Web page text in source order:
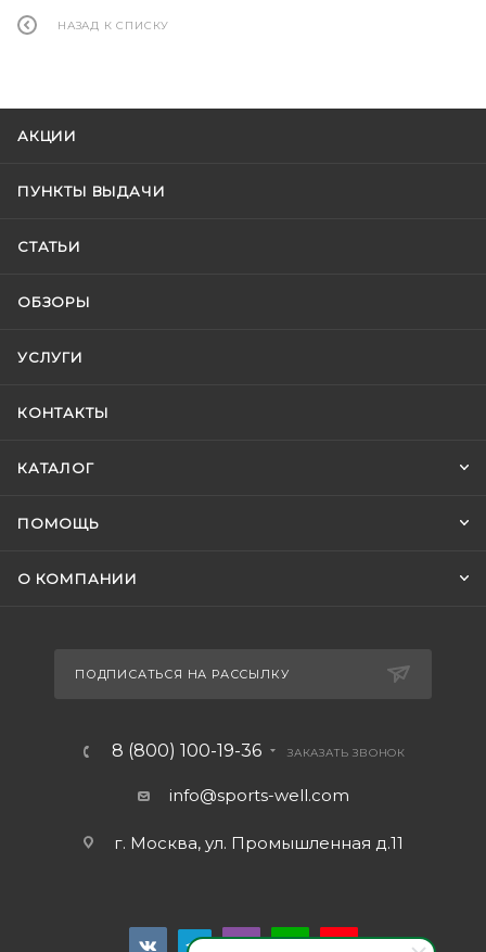
НАЗАД К СПИСКУ
АКЦИИ
ПУНКТЫ ВЫДАЧИ
СТАТЬИ
ОБЗОРЫ
УСЛУГИ
КОНТАКТЫ
КАТАЛОГ
ПОМОЩЬ
О КОМПАНИИ
ПОДПИСАТЬСЯ НА РАССЫЛКУ
8 (800) 100-19-36 ЗАКАЗАТЬ ЗВОНОК
info@sports-well.com
г. Москва, ул. Промышленная д.11